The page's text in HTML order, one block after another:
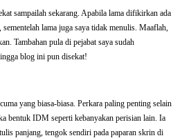
sampailah sekarang. Apabila lama difikirkan ada
lama juga saya tidak menulis. Maaflah,
Tambahan pula di pejabat saya sudah
blog ini pun disekat!
yang biasa-biasa. Perkara paling penting selain
bentuk IDM seperti kebanyakan perisian lain. Ia
panjang, tengok sendiri pada paparan skrin di